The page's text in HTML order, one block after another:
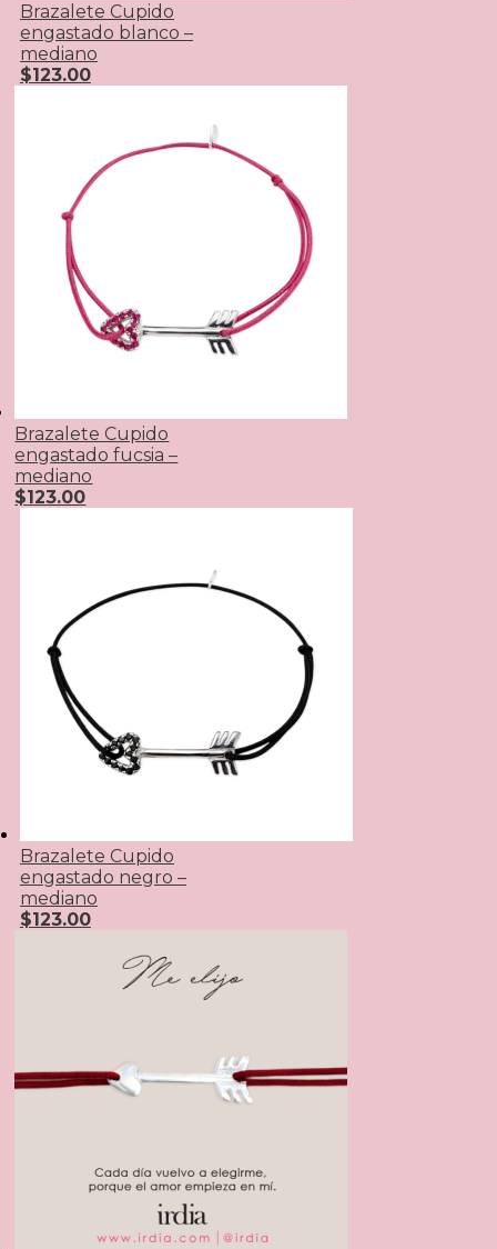
Brazalete Cupido
engastado blanco –
mediano
$123.00
Brazalete Cupido
engastado fucsia –
mediano
$123.00
Brazalete Cupido
engastado negro –
mediano
$123.00